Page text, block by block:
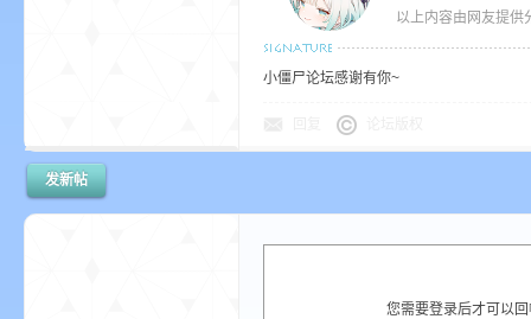
的
以上内容由网友提供
小僵尸论坛感谢有你~
发新帖
您需要登录后才可以